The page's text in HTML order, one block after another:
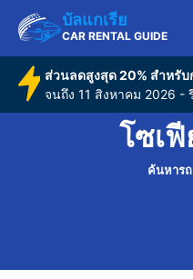
บัลแกเรีย
CAR RENTAL GUIDE
ส่วนลดสูงสุด 20% สำหรับ
จนถึง 11 สิงหาคม 2026 -
โซเฟี
ค้นหารถ